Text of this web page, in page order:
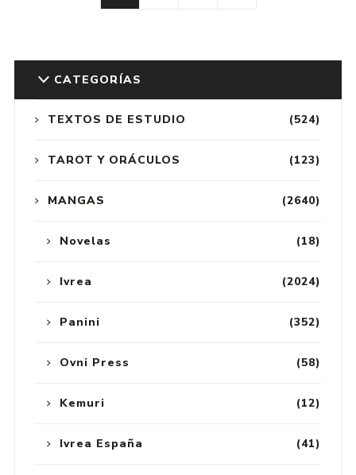
CATEGORÍAS
(524)
TEXTOS DE ESTUDIO
(123)
TAROT Y ORÁCULOS
(2640)
MANGAS
(18)
Novelas
(2024)
Ivrea
(352)
Panini
(58)
Ovni Press
(12)
Kemuri
(41)
Ivrea España